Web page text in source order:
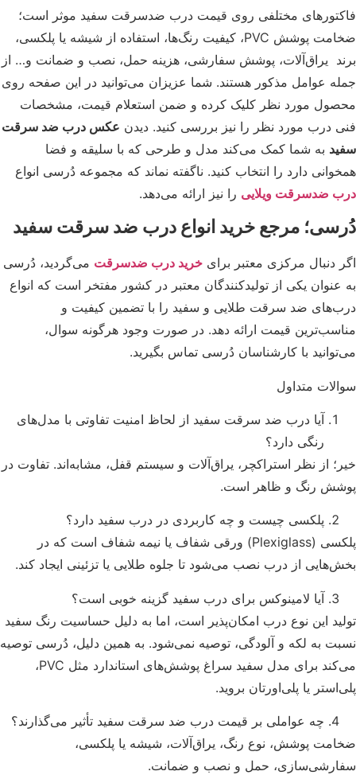
مختلفی روی قیمت درب ضدسرقت سفید موثر است؛
ضخامت پوشش PVC، کیفیت رنگ‌ها، استفاده از شیشه یا پلکسی،
یراق‌آلات، پوشش سفارشی، هزینه حمل، نصب و ضمانت و… از
عوامل مذکور هستند. شما عزیزان می‌توانید در این صفحه روی
مورد نظر کلیک کرده و ضمن استعلام قیمت، مشخصات
درب مورد نظر را نیز بررسی کنید. دیدنعکس درب ضد سرقت
به شما کمک می‌کند مدل و طرحی که با سلیقه و فضا
دارد را انتخاب کنید. ناگفته نماند که مجموعه دُرسی انواع
ضدسرقت ویلاییرا نیز ارائه می‌دهد.
مرجع خرید انواع درب ضد سرقت سفید
دنبال مرکزی معتبر برایخرید درب ضدسرقتمی‌گردید، دُرسی
یکی از تولیدکنندگان معتبر در کشور مفتخر است که انواع
ضد سرقت طلایی و سفید را با تضمین کیفیت و
قیمت ارائه دهد. در صورت وجود هرگونه سوال،
با کارشناسان دُرسی تماس بگیرید.
متداول
آیا درب ضد سرقت سفید از لحاظ امنیت تفاوتی با مدل‌های
رنگی دارد؟
از نظر استراکچر، یراق‌آلات و سیستم قفل، مشابه‌اند. تفاوت در
رنگ و ظاهر است.
پلکسی چیست و چه کاربردی در درب سفید دارد؟
پلکسی (Plexiglass) ورقی شفاف یا نیمه شفاف است که در
از درب نصب می‌شود تا جلوه طلایی یا تزئینی ایجاد کند.
آیا لامینوکس برای درب سفید گزینه خوبی است؟
این نوع درب امکان‌پذیر است، اما به دلیل حساسیت رنگ سفید
به لکه و آلودگی، توصیه نمی‌شود. به همین دلیل، دُرسی توصیه
می‌کند برای مدل سفید سراغ پوشش‌های استاندارد مثل PVC،
یا پلی‌اورتان بروید.
چه عواملی بر قیمت درب ضد سرقت سفید تأثیر می‌گذارند؟
پوشش، نوع رنگ، یراق‌آلات، شیشه یا پلکسی،
حمل و نصب و ضمانت.